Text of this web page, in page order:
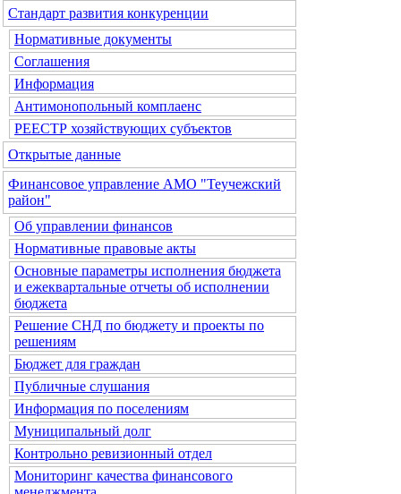
Стандарт развития конкуренции
Нормативные документы
Соглашения
Информация
Антимонопольный комплаенс
РЕЕСТР хозяйствующих субъектов
Открытые данные
Финансовое управление АМО "Теучежский
район"
Об управлении финансов
Нормативные правовые акты
Основные параметры исполнения бюджета
и ежеквартальные отчеты об исполнении
бюджета
Решение СНД по бюджету и проекты по
решениям
Бюджет для граждан
Публичные слушания
Информация по поселениям
Муниципальный долг
Контрольно ревизионный отдел
Мониторинг качества финансового